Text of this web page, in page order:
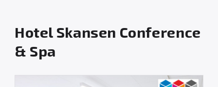
Kontakt
Hotel Skansen Conference
& Spa